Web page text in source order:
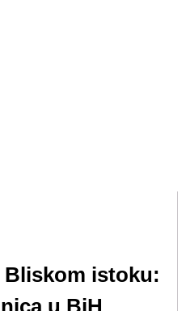
Bliskom istoku:
u BiH